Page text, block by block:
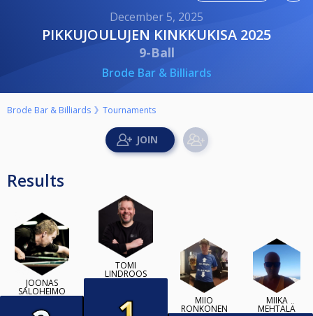
December 5, 2025
PIKKUJOULUJEN KINKKUKISA 2025
9-Ball
Brode Bar & Billiards
Brode Bar & Billiards Tournaments
Results
JOONAS
SALOHEIMO
TOMI
LINDROOS
MIIO
RONKONEN
MIIKA
MEHTÄLÄ